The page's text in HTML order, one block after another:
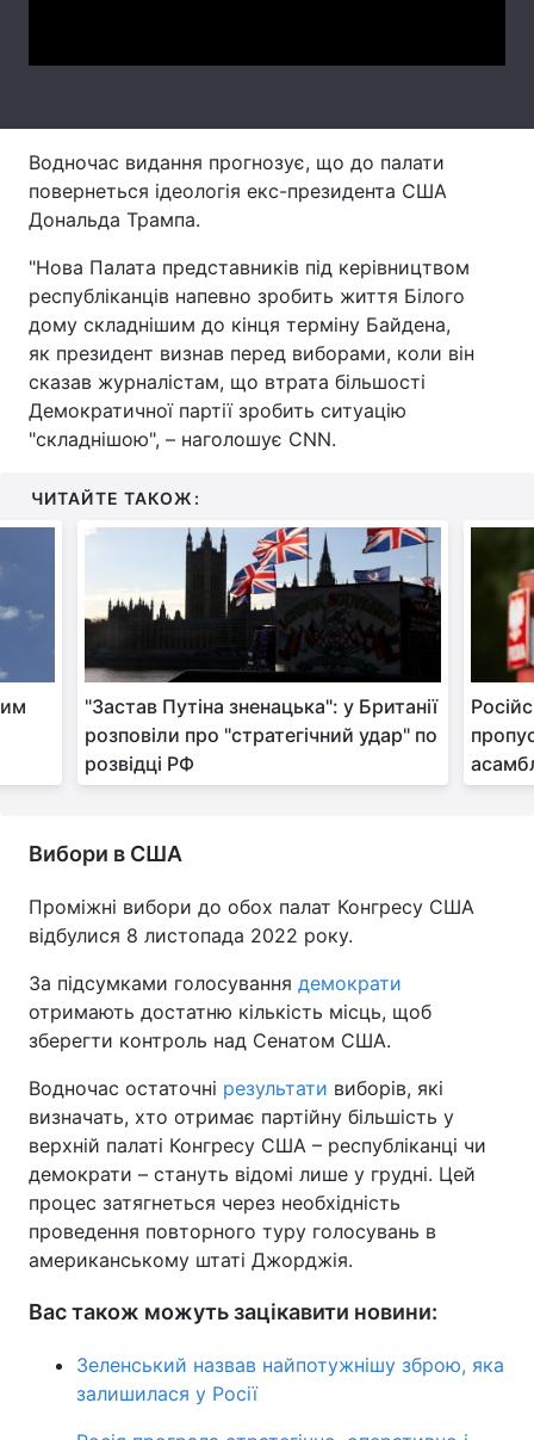
Послуги
Тема оформлення
Водночас видання прогнозує, що до палати
повернеться ідеологія екс-президента США
Дональда Трампа.
"Нова Палата представників під керівництвом
республіканців напевно зробить життя Білого
дому складнішим до кінця терміну Байдена,
як президент визнав перед виборами, коли він
сказав журналістам, що втрата більшості
Демократичної партії зробить ситуацію
"складнішою", – наголошує CNN.
ЧИТАЙТЕ ТАКОЖ:
"Застав Путіна зненацька": у Британії
розповіли про "стратегічний удар" по
розвідці РФ
Вибори в США
Проміжні вибори до обох палат Конгресу США
відбулися 8 листопада 2022 року.
За підсумками голосування демократи
отримають достатню кількість місць, щоб
зберегти контроль над Сенатом США.
Водночас остаточні результати виборів, які
визначать, хто отримає партійну більшість у
верхній палаті Конгресу США – республіканці чи
демократи – стануть відомі лише у грудні. Цей
процес затягнеться через необхідність
проведення повторного туру голосувань в
американському штаті Джорджія.
Вас також можуть зацікавити новини:
Зеленський назвав найпотужнішу зброю, яка
залишилася у Росії